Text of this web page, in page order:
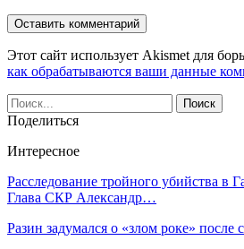
Этот сайт использует Akismet для
как обрабатываются ваши данные
Поделиться
Интересное
Расследование тройного убийства в
Глава СКР Александр…
Разин задумался о «злом роке» после